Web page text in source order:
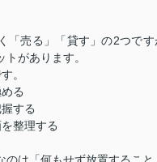
「売る」「貸す」の2つです
があります。
。
る
する
整理する
は「何もせず放置すること